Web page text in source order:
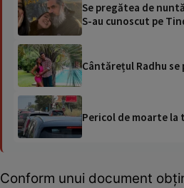
Se pregătea de
S-au cunoscut pe
Cântărețul Radhu
Pericol de moarte la
Conform unui document